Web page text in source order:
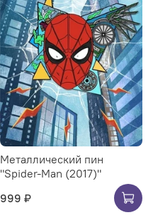
Металлический пин
"Spider-Man (2017)"
999 ₽